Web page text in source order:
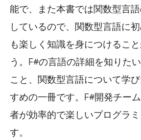
能で、また本書では関数型言
しているので、関数型言語に
も楽しく知識を身につけるこ
う。F#の言語の詳細を知りた
こと、関数型言語について学
すめの一冊です。F#開発チー
者が効率的で楽しいプログラ
す。